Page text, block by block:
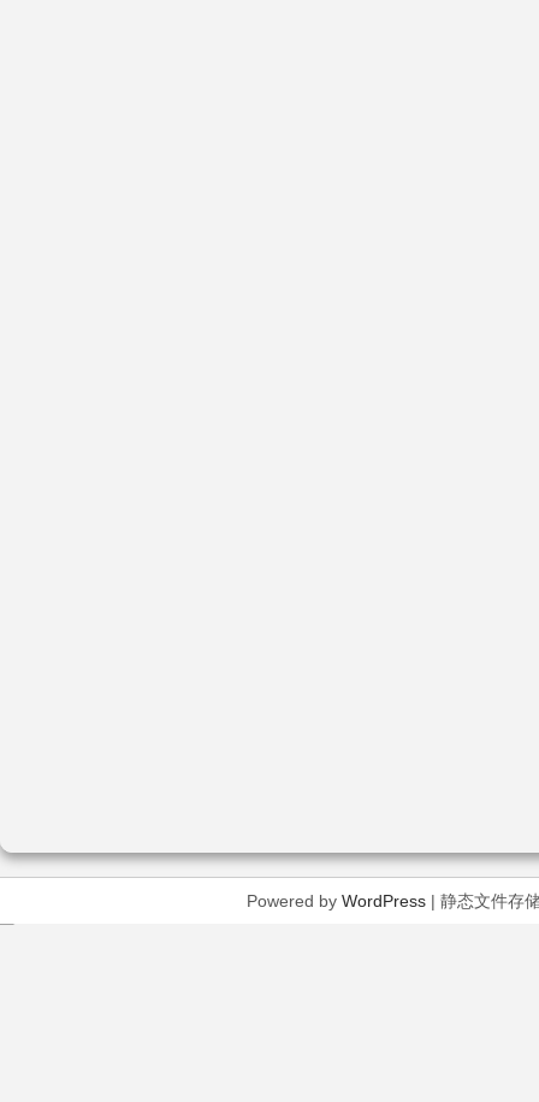
Powered by WordPress| 静态文件存